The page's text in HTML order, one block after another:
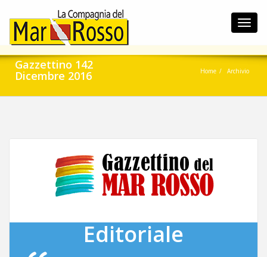
Gazzettino 142
Dicembre 2016 Home Archivio
Editoriale